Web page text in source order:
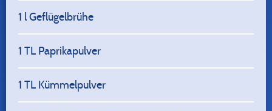
1 l Geflügelbrühe
1 TL Paprikapulver
1 TL Kümmelpulver